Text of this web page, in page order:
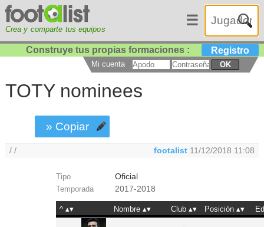
Crea y comparte tus equipos
☰
Construye tus propias formaciones : Registro
Mi cuenta OK
TOTY nominees
» Copiar
/ / footalist 11/12/2018 11:08
Tipo Oficial
Temporada 2017-2018
^ Nombre Club Posición